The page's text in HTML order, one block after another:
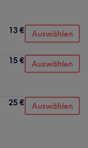
13 € Auswählen
15 € Auswählen
25 € Auswählen